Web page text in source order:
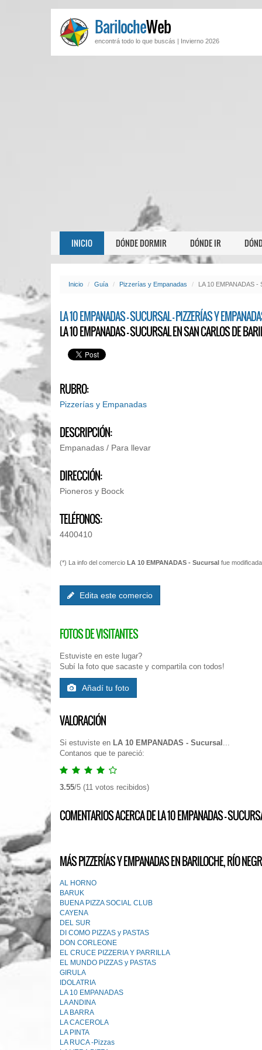
BarilocheWeb
encontrá todo lo que buscás | Invierno 2026
INICIO DÓNDE DORMIR DÓNDE IR
Inicio Guía Pizzerías y Empanadas LA 10 EMPANADAS -
LA 10 EMPANADAS - SUCURSAL - PIZZERÍAS Y
LA 10 EMPANADAS - SUCURSAL EN SAN CARLOS DE
RUBRO:
Pizzerías y Empanadas
DESCRIPCIÓN:
Empanadas / Para llevar
DIRECCIÓN:
Pioneros y Boock
TELÉFONOS:
4400410
(*) La info del comercio LA 10 EMPANADAS - Sucursal fue
Edita este comercio
FOTOS DE VISITANTES
Estuviste en este lugar?
Subí la foto que sacaste y compartila con todos!
Añadí tu foto
VALORACIÓN
Si estuviste en LA 10 EMPANADAS - Sucursal ...
Contanos que te pareció:
3.55/5 (11 votos recibidos)
COMENTARIOS ACERCA DE LA 10 EMPANADAS -
MÁS PIZZERÍAS Y EMPANADAS EN BARILOCHE, RÍO
AL HORNO
BARUK
BUENA PIZZA SOCIAL CLUB
CAYENA
DEL SUR
DI COMO PIZZAS y PASTAS
DON CORLEONE
EL CRUCE PIZZERIA Y PARRILLA
EL MUNDO PIZZAS y PASTAS
GIRULA
IDOLATRIA
LA 10 EMPANADAS
LA ANDINA
LA BARRA
LA CACEROLA
LA PINTA
LA RUCA -Pizzas